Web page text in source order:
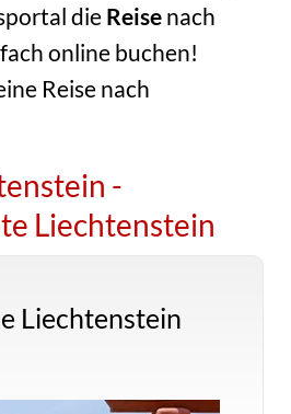
dieReisenach
online buchen!
Reise nach
-
Liechtenstein
Liechtenstein